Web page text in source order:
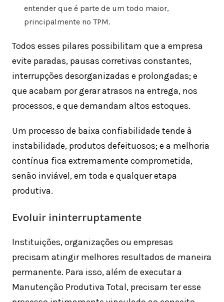
entender que é parte de um todo maior,
principalmente no TPM.
Todos esses pilares possibilitam que a empresa
evite paradas, pausas corretivas constantes,
interrupções desorganizadas e prolongadas; e
que acabam por gerar atrasos na entrega, nos
processos, e que demandam altos estoques.
Um processo de baixa confiabilidade tende à
instabilidade, produtos defeituosos; e a melhoria
contínua fica extremamente comprometida,
senão inviável, em toda e qualquer etapa
produtiva.
Evoluir ininterruptamente
Instituições, organizações ou empresas
precisam atingir melhores resultados de maneira
permanente. Para isso, além de executar a
Manutenção Produtiva Total, precisam ter esse